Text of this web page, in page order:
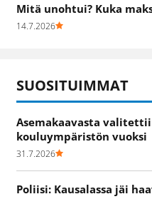
Mitä unohtui? Kuka
14.7.2026
SUOSITUIMMAT
Asemakaavasta
kouluympäristön vuoksi
31.7.2026
Poliisi: Kausalassa jäi